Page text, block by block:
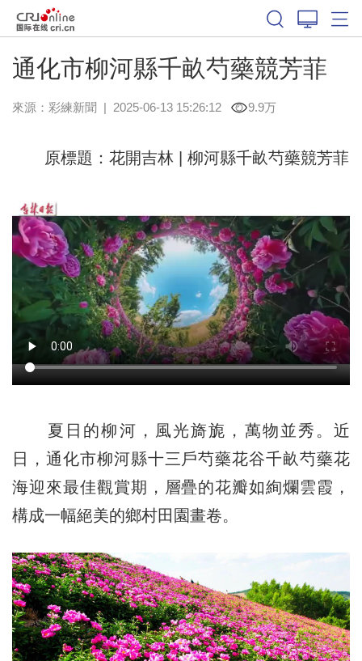
通化市柳河縣千畝芍藥競芳菲
來源： 彩練新聞 | 2025-06-13 15:26:12 9.9万
原標題：花開吉林 | 柳河縣千畝芍藥競芳菲
夏日的柳河，風光旖旎，萬物並秀。近
日，通化市柳河縣十三戶芍藥花谷千畝芍藥花
海迎來最佳觀賞期，層疊的花瓣如絢爛雲霞，
構成一幅絕美的鄉村田園畫卷。